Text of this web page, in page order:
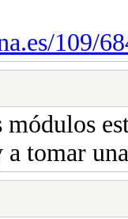
109/
tomar